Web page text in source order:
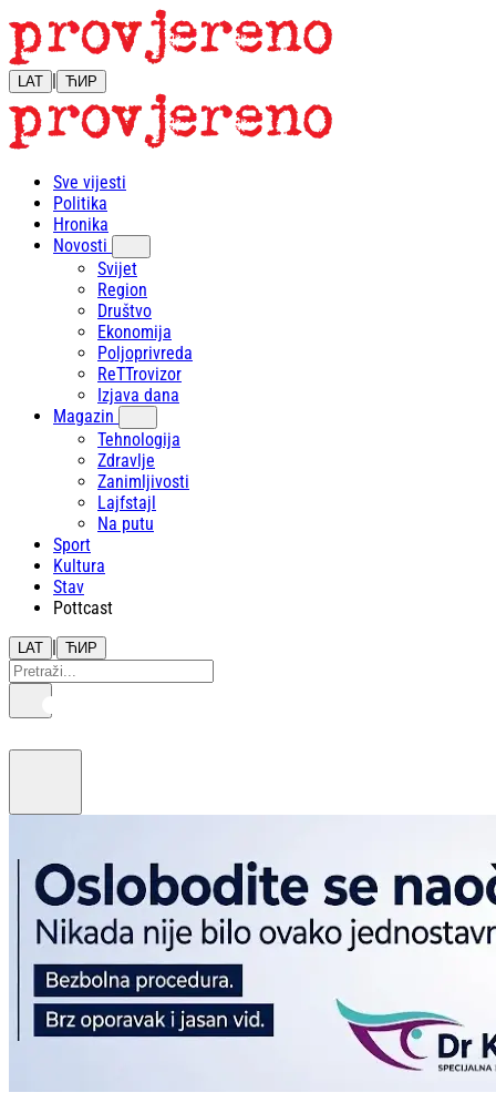
LAT | ЋИР
Sve vijesti
Politika
Hronika
Novosti
Svijet
Region
Društvo
Ekonomija
Poljoprivreda
ReTTrovizor
Izjava dana
Magazin
Tehnologija
Zdravlje
Zanimljivosti
Lajfstajl
Na putu
Sport
Kultura
Stav
Pottcast
LAT | ЋИР